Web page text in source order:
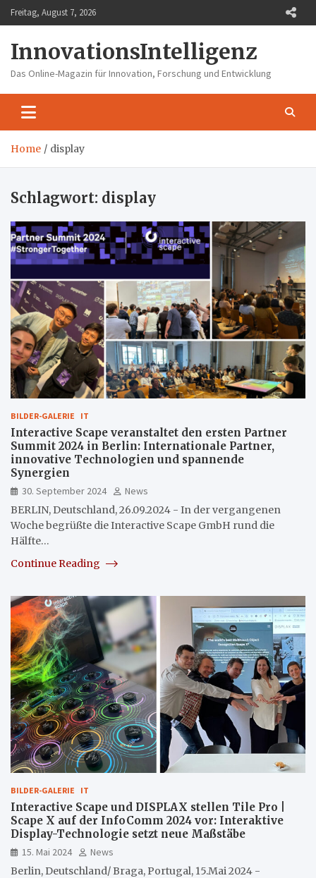
Skip
to
Freitag, August 7, 2026
InnovationsIntelligenz
Das Online-Magazin für Innovation, Forschung und Entwicklung
Home display
Schlagwort: display
BILDER-GALERIE IT
Interactive Scape veranstaltet den ersten Partner
Summit 2024 in Berlin: Internationale Partner,
innovative Technologien und spannende
Synergien
30. September 2024
News
BERLIN, Deutschland, 26.09.2024 - In der vergangenen
Woche begrüßte die Interactive Scape GmbH rund die
Hälfte…
Continue Reading
BILDER-GALERIE IT
Interactive Scape und DISPLAX stellen Tile Pro |
Scape X auf der InfoComm 2024 vor: Interaktive
Display-Technologie setzt neue Maßstäbe
15. Mai 2024
News
Berlin, Deutschland/ Braga, Portugal, 15.Mai 2024 -